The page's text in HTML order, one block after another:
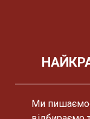
Ми